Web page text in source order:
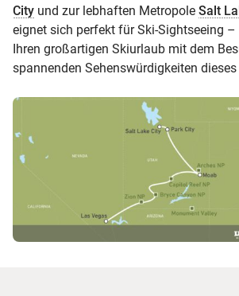
City und zur lebhaften Metropole Salt
eignet sich perfekt für Ski-Sightseeing
Ihren großartigen Skiurlaub mit dem
spannenden Sehenswürdigkeiten